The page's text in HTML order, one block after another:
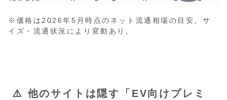
※価格は2026年5月時点のネット流通相場の目安。サ
イズ・流通状況により変動あり。
⚠️ 他のサイトは隠す「EV向けプレミ